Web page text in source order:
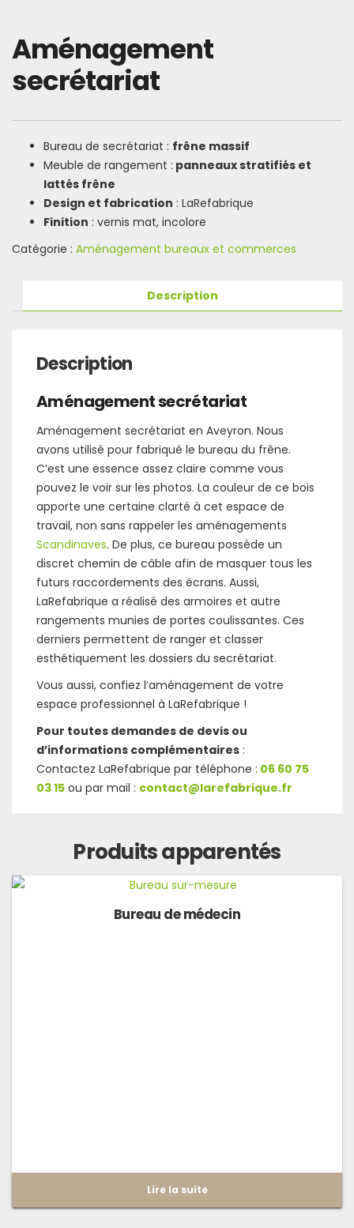
Aménagement
secrétariat
Bureau de secrétariat : frêne massif
Meuble de rangement : panneaux stratifiés et
lattés frêne
Design et fabrication : LaRefabrique
Finition : vernis mat, incolore
Catégorie : Aménagement bureaux et commerces
Description
Description
Aménagement secrétariat
Aménagement secrétariat en Aveyron. Nous
avons utilisé pour fabriqué le bureau du frêne.
C’est une essence assez claire comme vous
pouvez le voir sur les photos. La couleur de ce bois
apporte une certaine clarté à cet espace de
travail, non sans rappeler les aménagements
Scandinaves. De plus, ce bureau possède un
discret chemin de câble afin de masquer tous les
futurs raccordements des écrans. Aussi,
LaRefabrique a réalisé des armoires et autre
rangements munies de portes coulissantes. Ces
derniers permettent de ranger et classer
esthétiquement les dossiers du secrétariat.
Vous aussi, confiez l’aménagement de votre
espace professionnel à LaRefabrique !
Pour toutes demandes de devis ou
d’informations complémentaires :
Contactez LaRefabrique par téléphone : 06 60 75
03 15 ou par mail : contact@larefabrique.fr
Produits apparentés
Bureau de médecin
Lire la suite